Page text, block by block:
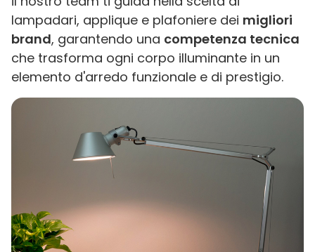
lampadari, applique e plafoniere dei migliori
brand, garantendo una competenza tecnica
che trasforma ogni corpo illuminante in un
elemento d'arredo funzionale e di prestigio.